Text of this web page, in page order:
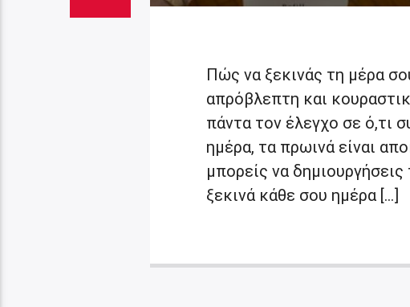
Πώς να ξεκινάς τη μέρα
απρόβλεπτη και
πάντα τον έλεγχο σε ό,τι
ημέρα, τα πρωινά είναι
μπορείς να
ξεκινά κάθε σου ημέρα […]